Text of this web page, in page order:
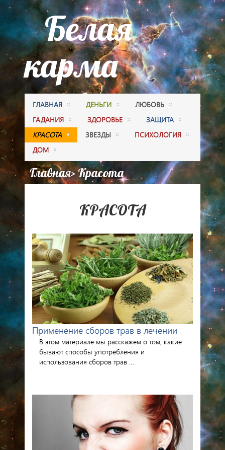
Белая
карма
ГЛАВНАЯ ДЕНЬГИ
ЛЮБОВЬ
ГАДАНИЯ
ЗДОРОВЬЕ
ЗАЩИТА
КРАСОТА
ЗВЕЗДЫ
ПСИХОЛОГИЯ
ДОМ
Главная> Красота
КРАСОТА
Применение сборов трав в лечении
В этом материале мы расскажем о том, какие
бывают способы употребления и
использования сборов трав …